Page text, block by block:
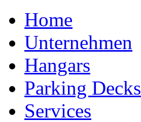
Home
Unternehmen
Hangars
Parking Decks
Services